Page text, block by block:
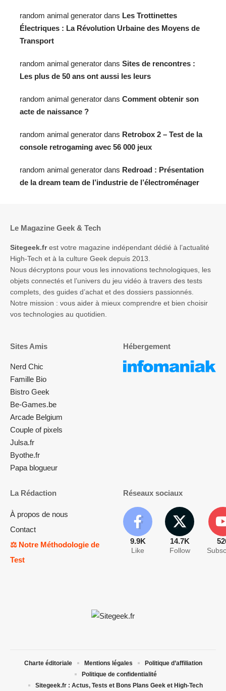
random animal generator dans Les Trottinettes
Électriques : La Révolution Urbaine des Moyens de
Transport
random animal generator dans Sites de rencontres :
Les plus de 50 ans ont aussi les leurs
random animal generator dans Comment obtenir son
acte de naissance ?
random animal generator dans Retrobox 2 – Test de la
console retrogaming avec 56 000 jeux
random animal generator dans Redroad : Présentation
de la dream team de l’industrie de l’électroménager
Le Magazine Geek & Tech
Sitegeek.frest votre magazine indépendant dédié à l’actualité
High-Tech et à la culture Geek depuis 2013.
Nous décryptons pour vous les innovations technologiques, les
objets connectés et l’univers du jeu vidéo à travers des tests
complets, des guides d’achat et des dossiers passionnés.
Notre mission : vous aider à mieux comprendre et bien choisir
vos technologies au quotidien.
Sites Amis
Nerd Chic
Famille Bio
Bistro Geek
Be-Games.be
Arcade Belgium
Couple of pixels
Julsa.fr
Byothe.fr
Papa blogueur
Hébergement
La Rédaction
À propos de nous
Contact
⚖️ Notre Méthodologie de
Test
Réseaux sociaux
9.9K
Like
14.7K
Follow
Charte éditoriale Mentions légales
Politique d’affiliation
Politique de confidentialité
Sitegeek.fr : Actus, Tests et Bons Plans Geek et High-Tech